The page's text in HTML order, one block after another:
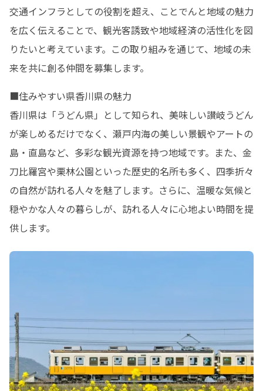
交通インフラとしての役割を超え、ことでんと地域の魅力
を広く伝えることで、観光客誘致や地域経済の活性化を図
りたいと考えています。この取り組みを通じて、地域の未
来を共に創る仲間を募集します。
■住みやすい県香川県の魅力
香川県は「うどん県」として知られ、美味しい讃岐うどん
が楽しめるだけでなく、瀬戸内海の美しい景観やアートの
島・直島など、多彩な観光資源を持つ地域です。また、金
刀比羅宮や栗林公園といった歴史的名所も多く、四季折々
の自然が訪れる人々を魅了します。さらに、温暖な気候と
穏やかな人々の暮らしが、訪れる人々に心地よい時間を提
供します。